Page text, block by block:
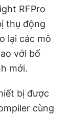
RFPro
thụ động
lại các mô
với bố
mới.
bị được
cùng